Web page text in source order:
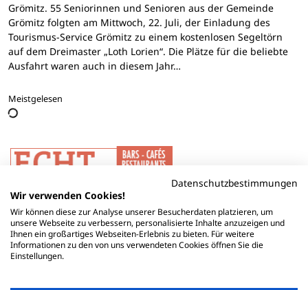
Grömitz. 55 Seniorinnen und Senioren aus der Gemeinde
Grömitz folgten am Mittwoch, 22. Juli, der Einladung des
Tourismus-Service Grömitz zu einem kostenlosen Segeltörn
auf dem Dreimaster „Loth Lorien“. Die Plätze für die beliebte
Ausfahrt waren auch in diesem Jahr…
Meistgelesen
Datenschutzbestimmungen
Wir verwenden Cookies!
Wir können diese zur Analyse unserer Besucherdaten platzieren, um
unsere Webseite zu verbessern, personalisierte Inhalte anzuzeigen und
Ihnen ein großartiges Webseiten-Erlebnis zu bieten. Für weitere
Informationen zu den von uns verwendeten Cookies öffnen Sie die
Einstellungen.